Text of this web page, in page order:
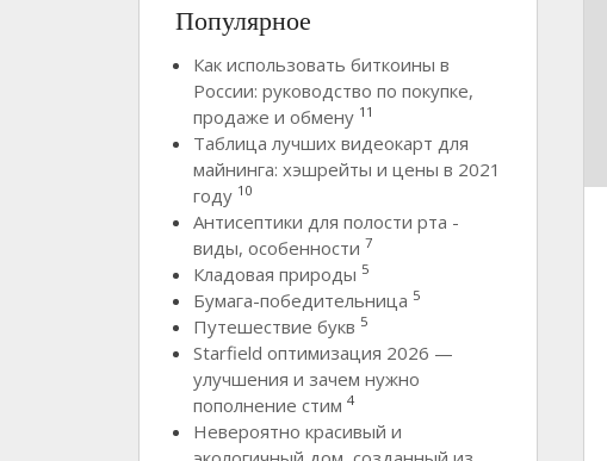
Популярное
Как использовать биткоины в
России: руководство по покупке,
продаже и обмену 11
Таблица лучших видеокарт для
майнинга: хэшрейты и цены в 2021
году 10
Антисептики для полости рта -
виды, особенности 7
Кладовая природы 5
Бумага-победительница 5
Путешествие букв 5
Starfield оптимизация 2026 —
улучшения и зачем нужно
пополнение стим 4
Невероятно красивый и